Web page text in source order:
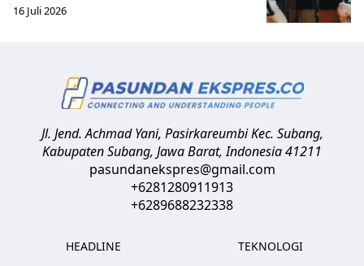
16 Juli 2026
Jl. Jend. Achmad Yani, Pasirkareumbi Kec. Subang,
Kabupaten Subang, Jawa Barat,Indonesia41211
pasundanekspres@gmail.com
+6281280911913
+6289688232338
HEADLINE
TEKNOLOGI